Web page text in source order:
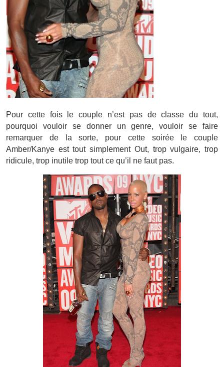
Pour cette fois le couple n’est pas de classe du tout,
pourquoi vouloir se donner un genre, vouloir se faire
remarquer de la sorte, pour cette soirée le couple
Amber/Kanye est tout simplement Out, trop vulgaire, trop
ridicule, trop inutile trop tout ce qu’il ne faut pas.